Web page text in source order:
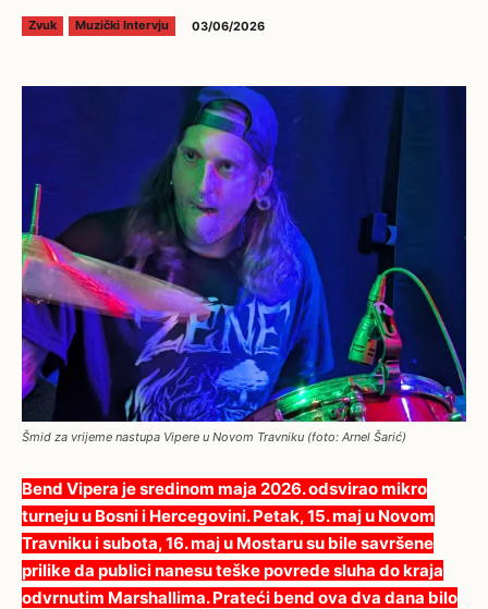
Zvuk Muzički Intervju 03/06/2026
Šmid za vrijeme nastupa Vipere u Novom Travniku (foto: Arnel Šarić)
Bend Vipera je sredinom maja 2026. odsvirao mikro
turneju u Bosni i Hercegovini. Petak, 15. maj u Novom
Travniku i subota, 16. maj u Mostaru su bile savršene
prilike da publici nanesu teške povrede sluha do kraja
odvrnutim Marshallima. Prateći bend ova dva dana bilo